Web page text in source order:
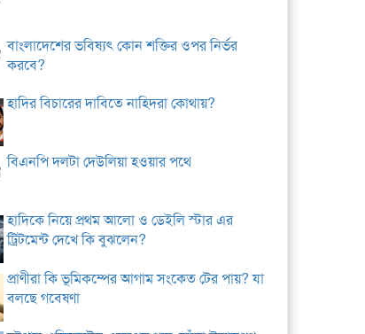
বাংলাদেশের ভবিষ্যৎ কোন শক্তির ওপর নির্ভর
করবে?
হাদির বিচারের দাবিতে নাহিদরা কোথায়?
বিএনপি দলটা দেউলিয়া হওয়ার পথে
হাদিকে নিয়ে প্রথম আলো ও ডেইলি স্টার এর
ট্রিটমেন্ট দেখে কি বুঝলেন?
প্রাণীরা কি ভূমিকম্পের আগাম সংকেত টের পায়? যা
বলছে গবেষণা